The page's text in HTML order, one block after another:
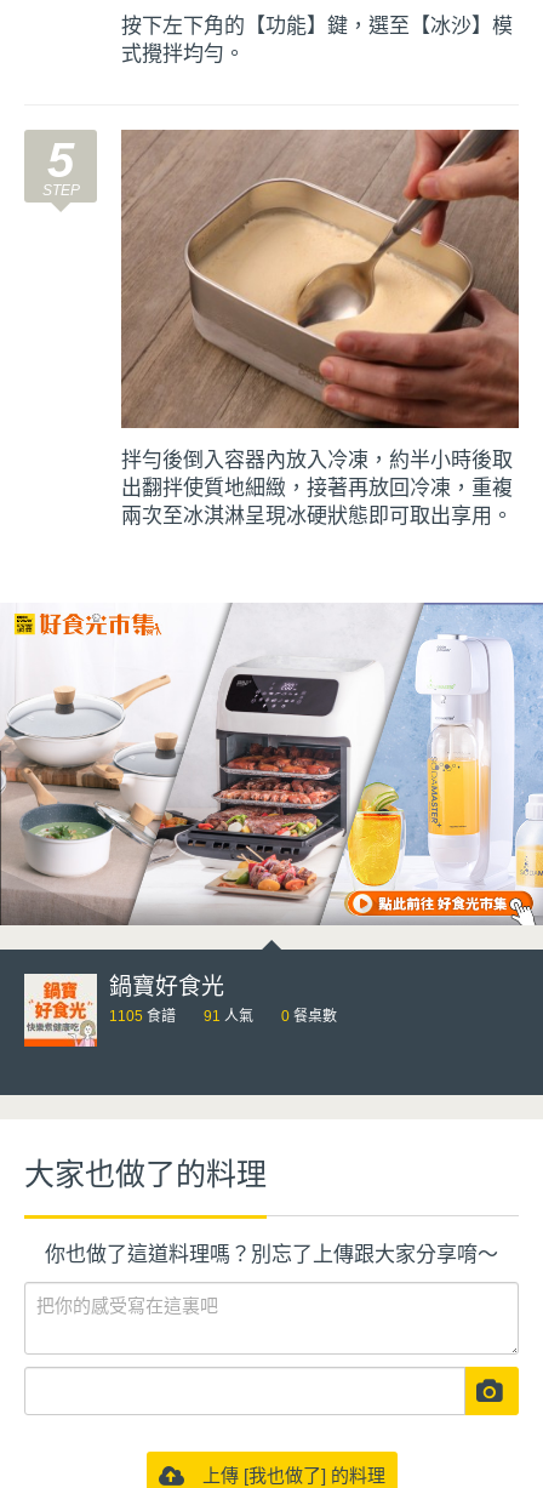
按下左下角的【功能】鍵，選至【冰沙】模
式攪拌均勻。
5
拌勻後倒入容器內放入冷凍，約半小時後取
出翻拌使質地細緻，接著再放回冷凍，重複
兩次至冰淇淋呈現冰硬狀態即可取出享用。
鍋寶好食光
1105 食譜 91 人氣 0 餐桌數
大家也做了的料理
你也做了這道料理嗎？別忘了上傳跟大家分享唷～
上傳 [我也做了] 的料理